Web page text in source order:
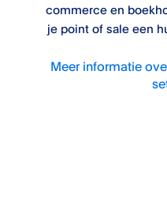
commerce en
je point of sale een
Meer informatie